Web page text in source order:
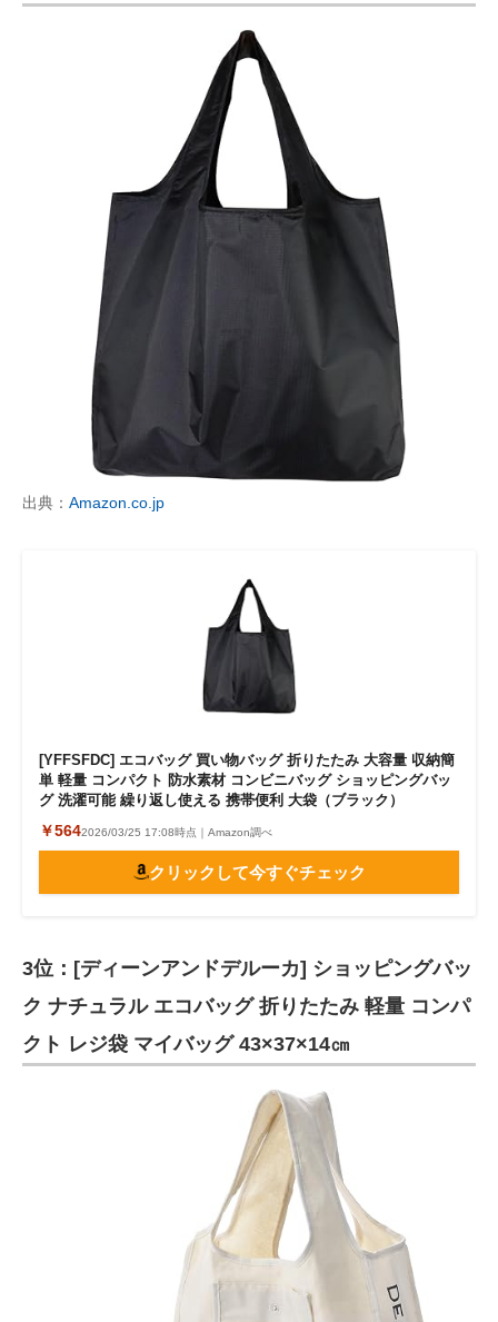
出典： Amazon.co.jp
[YFFSFDC] エコバッグ 買い物バッグ 折りたたみ 大容量 収納簡
単 軽量 コンパクト 防水素材 コンビニバッグ ショッピングバッ
グ 洗濯可能 繰り返し使える 携帯便利 大袋（ブラック）
￥5642026/03/25 17:08時点｜Amazon調べ
クリックして今すぐチェック
3位：[ディーンアンドデルーカ] ショッピングバッ
ク ナチュラル エコバッグ 折りたたみ 軽量 コンパ
クト レジ袋 マイバッグ 43×37×14㎝